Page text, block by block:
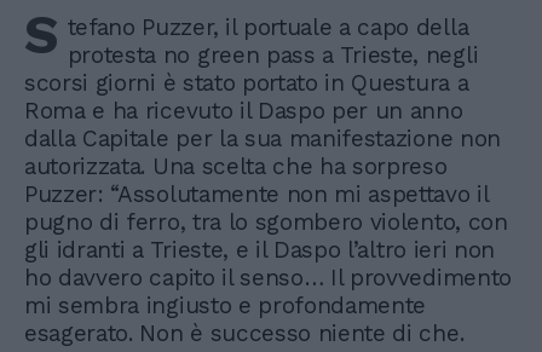
S tefano Puzzer, il portuale a capo della
protesta no green pass a Trieste, negli
scorsi giorni è stato portato in Questura a
Roma e ha ricevuto il Daspo per un anno
dalla Capitale per la sua manifestazione non
autorizzata. Una scelta che ha sorpreso
Puzzer: “Assolutamente non mi aspettavo il
pugno di ferro, tra lo sgombero violento, con
gli idranti a Trieste, e il Daspo l’altro ieri non
ho davvero capito il senso… Il provvedimento
mi sembra ingiusto e profondamente
esagerato. Non è successo niente di che.